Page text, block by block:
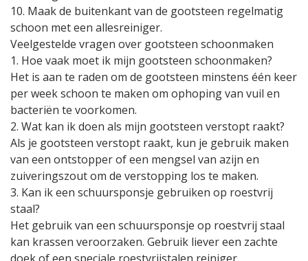
10. Maak de buitenkant van de gootsteen regelmatig
schoon met een allesreiniger.
Veelgestelde vragen over gootsteen schoonmaken
1. Hoe vaak moet ik mijn gootsteen schoonmaken?
Het is aan te raden om de gootsteen minstens één keer
per week schoon te maken om ophoping van vuil en
bacteriën te voorkomen.
2. Wat kan ik doen als mijn gootsteen verstopt raakt?
Als je gootsteen verstopt raakt, kun je gebruik maken
van een ontstopper of een mengsel van azijn en
zuiveringszout om de verstopping los te maken.
3. Kan ik een schuursponsje gebruiken op roestvrij
staal?
Het gebruik van een schuursponsje op roestvrij staal
kan krassen veroorzaken. Gebruik liever een zachte